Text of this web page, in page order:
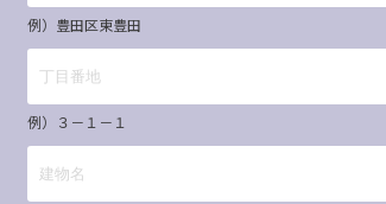
例）豊田区東豊田
例）３－１－１